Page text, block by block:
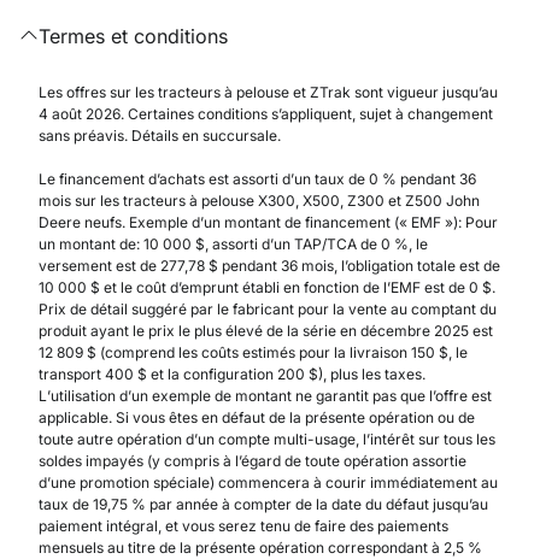
Termes et conditions
Les offres sur les tracteurs à pelouse et ZTrak sont vigueur jusqu’au
4 août 2026. Certaines conditions s’appliquent, sujet à changement
sans préavis. Détails en succursale.
Le financement d’achats est assorti d’un taux de 0 % pendant 36
mois sur les tracteurs à pelouse X300, X500, Z300 et Z500 John
Deere neufs. Exemple d’un montant de financement (« EMF »): Pour
un montant de: 10 000 $, assorti d’un TAP/TCA de 0 %, le
versement est de 277,78 $ pendant 36 mois, l’obligation totale est de
10 000 $ et le coût d’emprunt établi en fonction de l’EMF est de 0 $.
Prix de détail suggéré par le fabricant pour la vente au comptant du
produit ayant le prix le plus élevé de la série en décembre 2025 est
12 809 $ (comprend les coûts estimés pour la livraison 150 $, le
transport 400 $ et la configuration 200 $), plus les taxes.
L’utilisation d’un exemple de montant ne garantit pas que l’offre est
applicable. Si vous êtes en défaut de la présente opération ou de
toute autre opération d’un compte multi-usage, l’intérêt sur tous les
soldes impayés (y compris à l’égard de toute opération assortie
d’une promotion spéciale) commencera à courir immédiatement au
taux de 19,75 % par année à compter de la date du défaut jusqu’au
paiement intégral, et vous serez tenu de faire des paiements
mensuels au titre de la présente opération correspondant à 2,5 %